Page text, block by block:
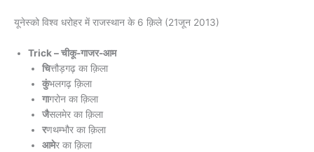
यूनेस्को विश्व धरोहर में राजस्थान के 6 क़िले (21जून 2013)
Trick – चीकू-गाजर-आम
चित्तौड़गढ़ का क़िला
कुंभलगढ़ क़िला
गागरोन का क़िला
जैसलमेर का क़िला
रणथम्भौर का क़िला
आमेर का क़िला